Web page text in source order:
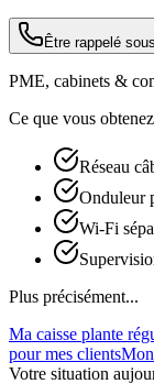
Être rappelé
PME, cabinets &
Ce que vous obtenez
Réseau
Onduleur
Wi-Fi
Plus précisément...
Ma caisse plante
pour mes clients
Votre situation